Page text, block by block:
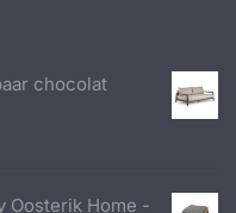
chocolat
Oosterik Home -